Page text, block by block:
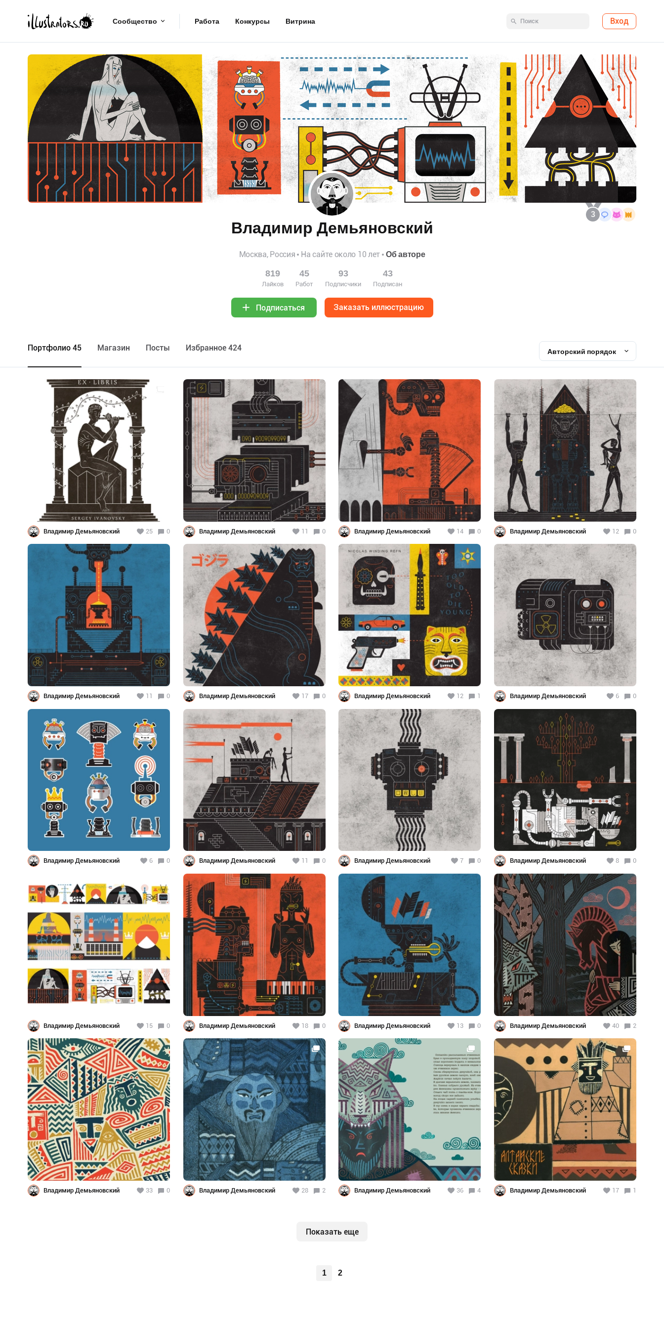
Сообщество Работа Конкурсы Витрина Вход
3
Владимир Демьяновский
Москва, Россия На сайте около 10 лет Об авторе
819
Лайков
45
Работ
93
Подписчики
43
Подписан
Подписаться Заказать иллюстрацию
Портфолио 45 Maгазин Посты Избранное 424 Авторский порядок
Владимир Демьяновский 25 0 Владимир Демьяновский 11 0 Владимир Демьяновский 14 0 Владимир Демьяновский 12 0
Владимир Демьяновский 11 0 Владимир Демьяновский 17 0 Владимир Демьяновский 12 1 Владимир Демьяновский 6 0
Владимир Демьяновский 6 0 Владимир Демьяновский 11 0 Владимир Демьяновский 7 0 Владимир Демьяновский 8 0
Владимир Демьяновский 15 0 Владимир Демьяновский 18 0 Владимир Демьяновский 13 0 Владимир Демьяновский 40 2
Владимир Демьяновский 33 0 Владимир Демьяновский 28 2 Владимир Демьяновский 36 4 Владимир Демьяновский 17 1
Показать еще
1 2